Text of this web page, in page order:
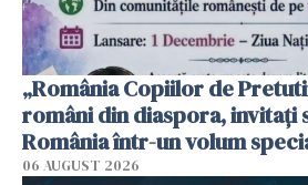
„România Copiilor de
români din diaspora, invitați
România într-un volum
06 AUGUST 2026